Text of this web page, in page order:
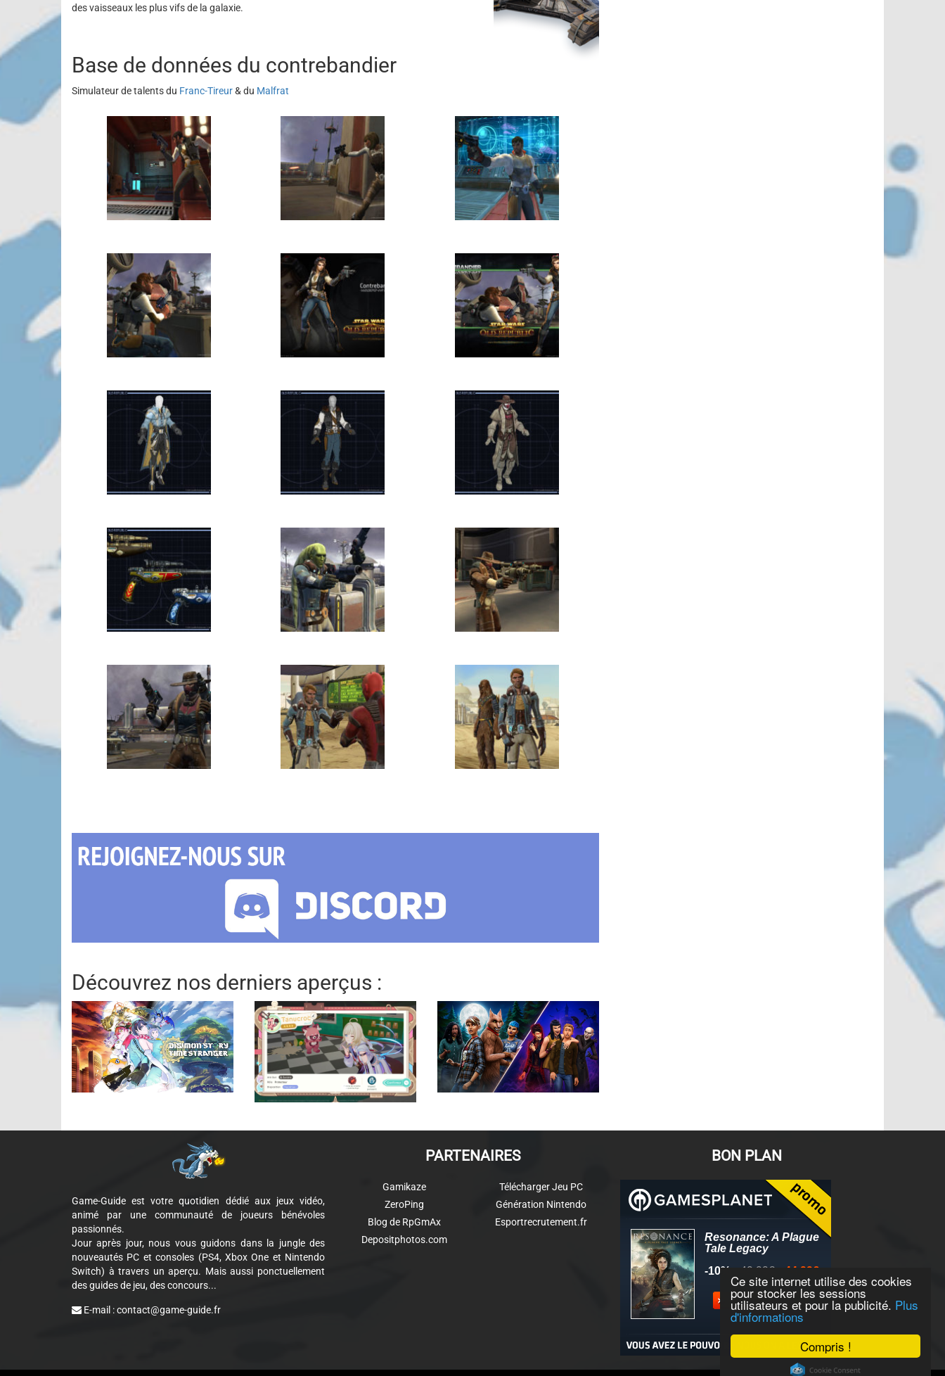
Compris !
Ce site internet utilise des cookies
pour stocker les sessions
utilisateurs et pour la publicité. Plus
d'informations
Cookie Consent plugin for the EU cookie law
des vaisseaux les plus vifs de la galaxie.
Base de données du contrebandier
Simulateur de talents du Franc-Tireur& du Malfrat
Découvrez nos derniers aperçus :
Game-Guide est votre quotidien dédié aux jeux vidéo,
animé par une communauté de joueurs bénévoles
passionnés.
Jour après jour, nous vous guidons dans la jungle des
nouveautés PC et consoles (PS4, Xbox One et Nintendo
Switch) à travers un aperçu. Mais aussi ponctuellement
des guides de jeu, des concours...
E-mail :contact@game-guide.fr
PARTENAIRES
Gamikaze
ZeroPing
Blog de RpGmAx
Depositphotos.com
Télécharger Jeu PC
Génération Nintendo
Esportrecrutement.fr
BON PLAN